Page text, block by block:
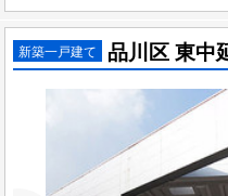
新築一戸建て 品川区 東中